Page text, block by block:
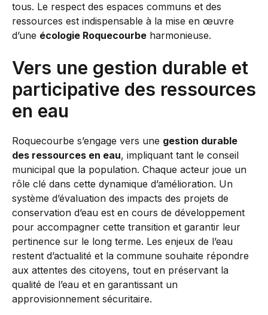
tous. Le respect des espaces communs et des
ressources est indispensable à la mise en œuvre
d’une écologie Roquecourbe harmonieuse.
Vers une gestion durable et
participative des ressources
en eau
Roquecourbe s’engage vers une gestion durable
des ressources en eau, impliquant tant le conseil
municipal que la population. Chaque acteur joue un
rôle clé dans cette dynamique d’amélioration. Un
système d’évaluation des impacts des projets de
conservation d’eau est en cours de développement
pour accompagner cette transition et garantir leur
pertinence sur le long terme. Les enjeux de l’eau
restent d’actualité et la commune souhaite répondre
aux attentes des citoyens, tout en préservant la
qualité de l’eau et en garantissant un
approvisionnement sécuritaire.